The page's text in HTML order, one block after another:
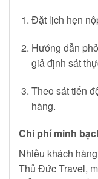
Đặt lịch hẹn
Hướng dẫn
giả định sát
Theo sát tiến
hàng.
Chi phí minh
Nhiều khách
Thủ Đức Travel,